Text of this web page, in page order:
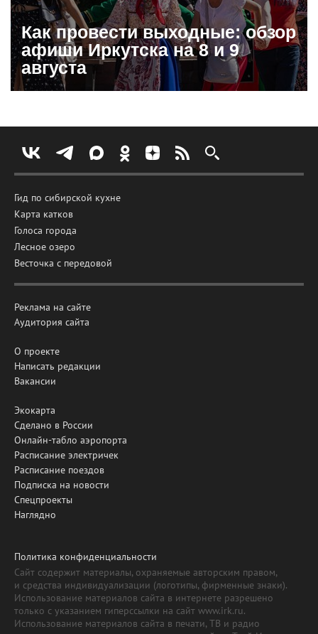
Как провести выходные: обзор
афиши Иркутска на 8 и 9
августа
Гид по сибирской кухне
Карта катков
Голоса города
Лесное озеро
Весточка с передовой
Реклама на сайте
Аудитория сайта
О проекте
Написать редакции
Вакансии
Экокарта
Сделано в России
Онлайн-табло аэропорта
Расписание электричек
Расписание поездов
Подписка на новости
Спецпроекты
Наглядно
Политика конфиденциальности
Сайт содержит материалы, охраняемые авторским правом,
и средства индивидуализации (логотипы, фирменные знаки).
Использование материалов сайта в интернете разрешено
только с указанием гиперссылки на сайт www.irk.ru.
Использование материалов сайта в печати, ТВ и радио